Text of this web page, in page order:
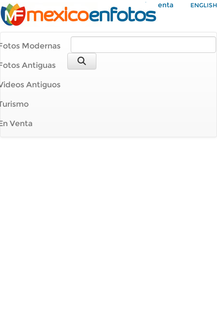
Mi Cuenta ENGLISH
Modernas
Antiguas
Antiguos
Venta